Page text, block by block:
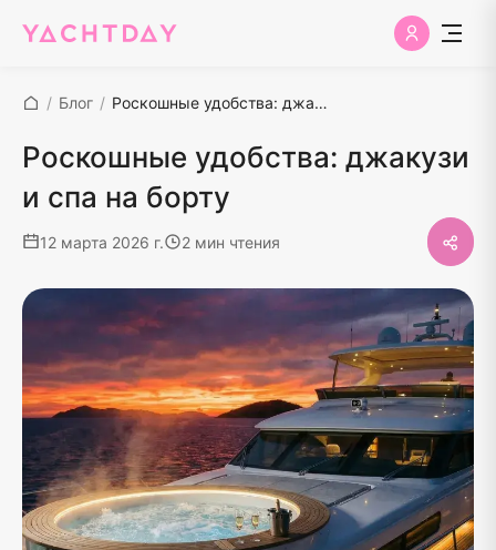
/ Блог / Роскошные удобства: джакузи и спа на борту
Роскошные удобства: джакузи
и спа на борту
12 марта 2026 г. 2 мин чтения